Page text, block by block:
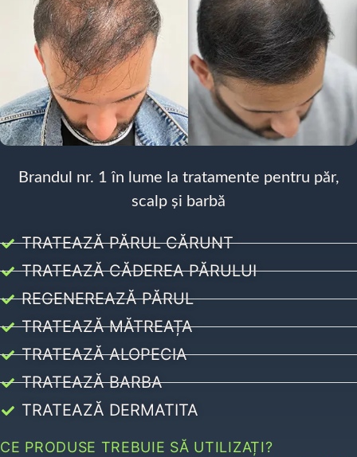
Brandul nr. 1 în lume la tratamente pentru păr,
scalp și barbă
TRATEAZĂ PĂRUL CĂRUNT
TRATEAZĂ CĂDEREA PĂRULUI
REGENEREAZĂ PĂRUL
TRATEAZĂ MĂTREAȚA
TRATEAZĂ ALOPECIA
TRATEAZĂ BARBA
TRATEAZĂ DERMATITA
CE PRODUSE TREBUIE SĂ UTILIZAȚI?